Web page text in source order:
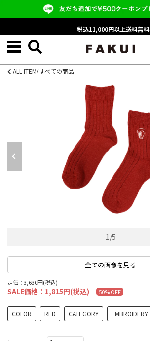
税込11,000円以上送料無料
ALL ITEM/すべての商品
1/5
全ての画像を見る
定価：3,630円(税込)
SALE価格：1,815円(税込) 50% OFF
COLOR RED CATEGORY EMBROIDERY